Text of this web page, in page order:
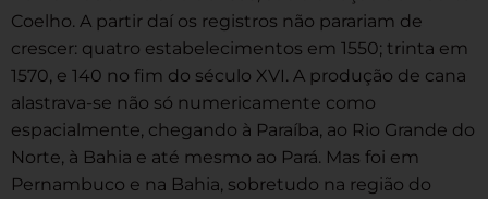
Coelho. A partir daí os registros não parariam de
crescer: quatro estabelecimentos em 1550; trinta em
1570, e 140 no fim do século XVI. A produção de cana
alastrava-se não só numericamente como
espacialmente, chegando à Paraíba, ao Rio Grande do
Norte, à Bahia e até mesmo ao Pará. Mas foi em
Pernambuco e na Bahia, sobretudo na região do